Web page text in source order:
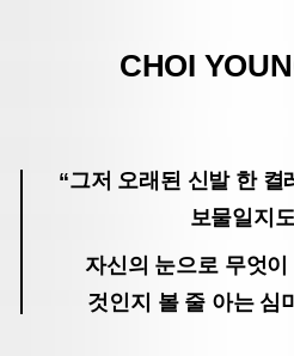
CHOI
“그저 오래된 신발 한
보물일지
자신의 눈으로 무엇
것인지 볼 줄 아는 심